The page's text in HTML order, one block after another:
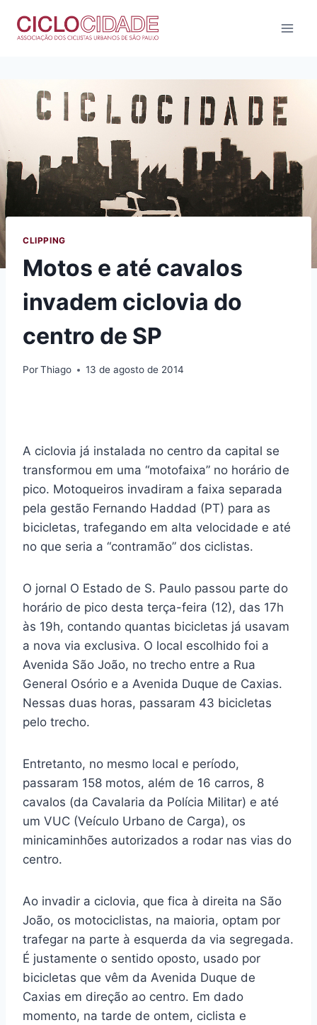
para
CLIPPING
Motos e até cavalos
invadem ciclovia do
centro de SP
PorThiago 13 de agosto de 2014
A ciclovia já instalada no centro da capital se
transformou em uma “motofaixa” no horário de
pico. Motoqueiros invadiram a faixa separada
pela gestão Fernando Haddad (PT) para as
bicicletas, trafegando em alta velocidade e até
no que seria a “contramão” dos ciclistas.
O jornal O Estado de S. Paulo passou parte do
horário de pico desta terça-feira (12), das 17h
às 19h, contando quantas bicicletas já usavam
a nova via exclusiva. O local escolhido foi a
Avenida São João, no trecho entre a Rua
General Osório e a Avenida Duque de Caxias.
Nessas duas horas, passaram 43 bicicletas
pelo trecho.
Entretanto, no mesmo local e período,
passaram 158 motos, além de 16 carros, 8
cavalos (da Cavalaria da Polícia Militar) e até
um VUC (Veículo Urbano de Carga), os
minicaminhões autorizados a rodar nas vias do
centro.
Ao invadir a ciclovia, que fica à direita na São
João, os motociclistas, na maioria, optam por
trafegar na parte à esquerda da via segregada.
É justamente o sentido oposto, usado por
bicicletas que vêm da Avenida Duque de
Caxias em direção ao centro. Em dado
momento, na tarde de ontem, ciclista e